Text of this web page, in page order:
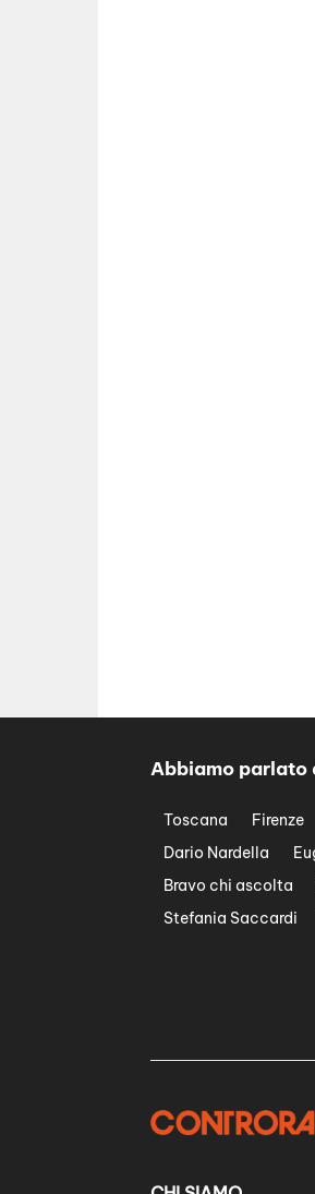
Abbiamo parlato
Toscana Firenze
Dario Nardella
Bravo chi ascolta
Stefania Saccardi